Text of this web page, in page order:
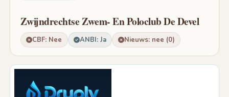
Zwijndrechtse Zwem- En Poloclub De Devel
CBF: Nee ANBI: Ja Nieuws: nee (0)